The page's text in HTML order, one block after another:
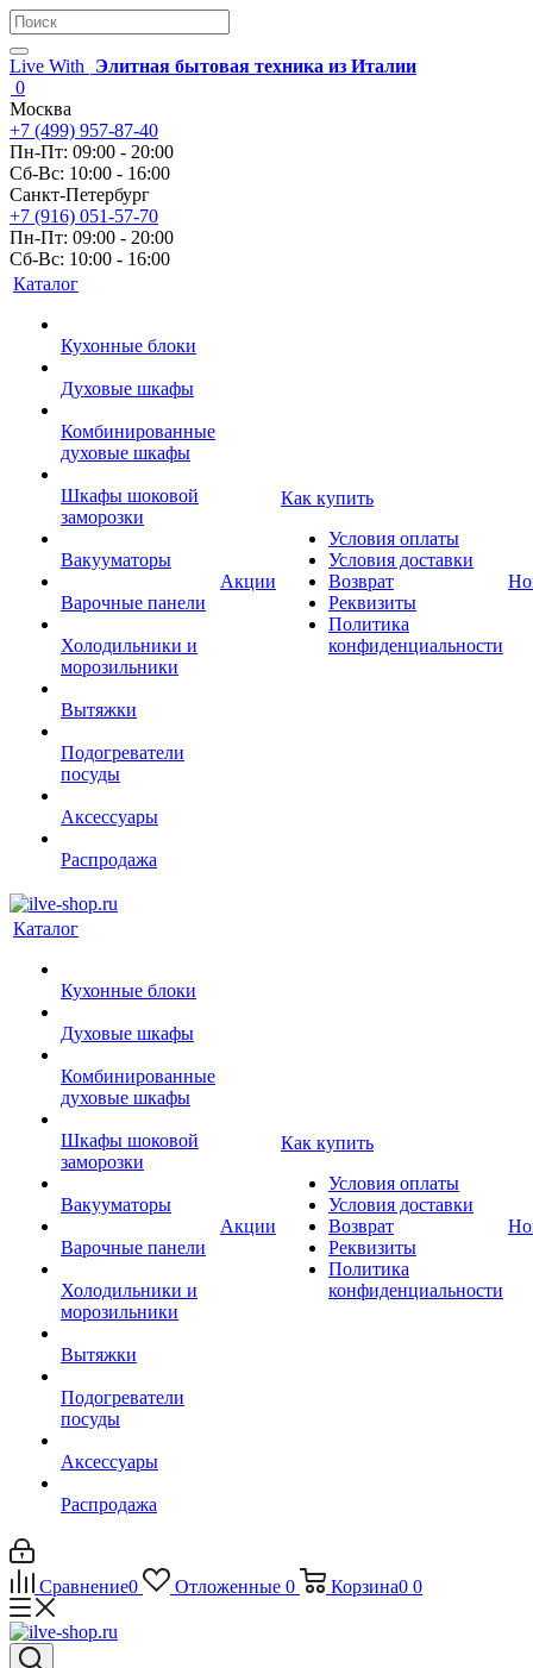
Live With
Элитная бытовая техника из Италии
0
Москва
+7 (499) 957-87-40
Пн-Пт: 09:00 - 20:00
Сб-Вс: 10:00 - 16:00
Санкт-Петербург
+7 (916) 051-57-70
Пн-Пт: 09:00 - 20:00
Сб-Вс: 10:00 - 16:00
Каталог
Кухонные блоки
Духовые шкафы
Комбинированные
духовые шкафы
Шкафы шоковой
заморозки
Вакууматоры
Варочные панели
Холодильники и
морозильники
Вытяжки
Подогреватели
посуды
Аксессуары
Распродажа
Акции
Как купить
Условия оплаты
Условия доставки
Возврат
Реквизиты
Политика
конфиденциальности
Каталог
Кухонные блоки
Духовые шкафы
Комбинированные
духовые шкафы
Шкафы шоковой
заморозки
Вакууматоры
Варочные панели
Холодильники и
морозильники
Вытяжки
Подогреватели
посуды
Аксессуары
Распродажа
Акции
Как купить
Условия оплаты
Условия доставки
Возврат
Реквизиты
Политика
конфиденциальности
Сравнение0 Отложенные 0 Корзина0 0